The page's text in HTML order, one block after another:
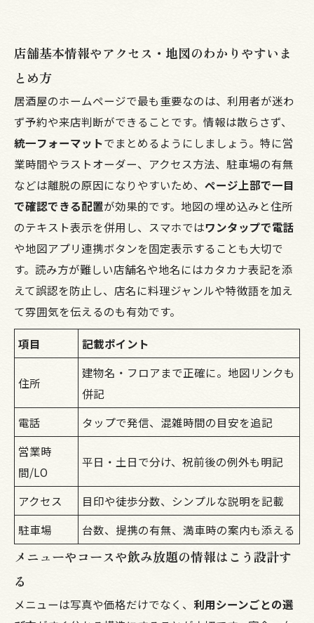
店舗基本情報やアクセス・地図のわかりやすいま
とめ方
居酒屋のホームページで最も重要なのは、利用者が迷わ
ず予約や来店判断ができることです。情報は散らさず、
統一フォーマットでまとめるようにしましょう。特に営
業時間やラストオーダー、アクセス方法、駐車場の有無
などは離脱の原因になりやすいため、 ページ上部で一目
で確認できる配置が効果的です。地図の埋め込みと住所
のテキスト表示を併用し、スマホではワンタップで電話
や地図アプリ連携ボタンを固定表示することも大切で
す。読み方が難しい店舗名や地名にはカタカナ表記を添
えて誤認を防止し、店名に料理ジャンルや特徴語を加え
て雰囲気を伝えるのも有効です。
項目 記載ポイント
住所
建物名・フロアまで正確に。地図リンクも
併記
電話
タップで発信、混雑時間の目安を追記
営業時
間/LO
平日・土日で分け、祝前後の例外も明記
アクセス
目印や徒歩分数、シンプルな説明を記載
駐車場
台数、提携の有無、満車時の案内も添える
メニューやコースや飲み放題の情報はこう設計す
る
メニューは写真や価格だけでなく、 利用シーンごとの選